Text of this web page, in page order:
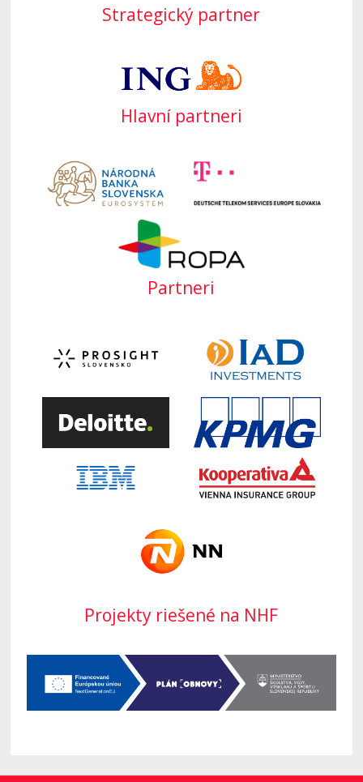
Strategický partner
Hlavní partneri
Partneri
Projekty riešené na NHF